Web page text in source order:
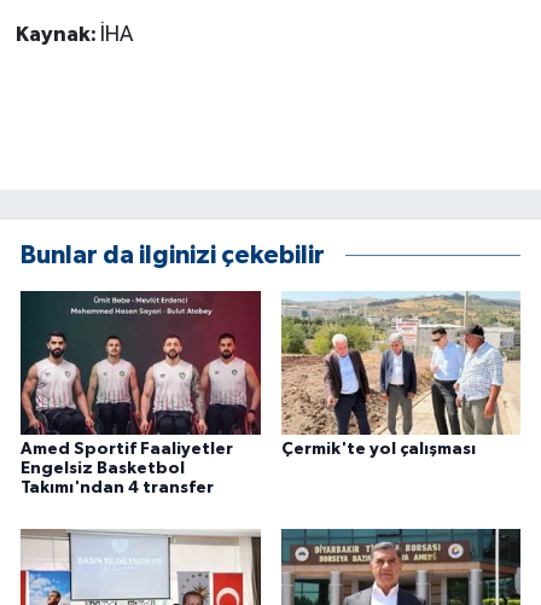
Kaynak: İHA
Bunlar da ilginizi çekebilir
Amed Sportif Faaliyetler
Engelsiz Basketbol
Takımı'ndan 4 transfer
Çermik'te yol çalışması
YEREL